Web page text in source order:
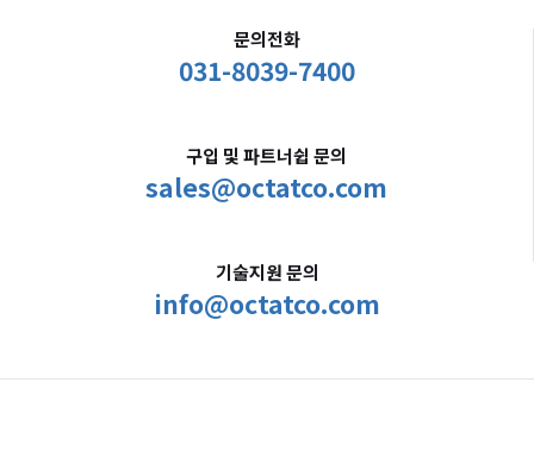
문의전화
031-8039-7400
구입 및 파트너쉽 문의
sales@octatco.com
기술지원 문의
info@octatco.com